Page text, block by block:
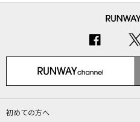
初めての方へ